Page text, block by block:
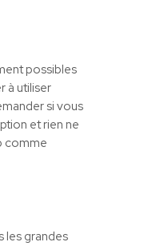
possibles
à utiliser
si vous
et rien ne
comme
les grandes